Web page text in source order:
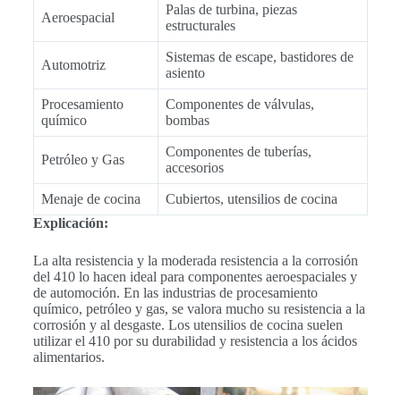
Aeroespacial
Palas de turbina, piezas
estructurales
Automotriz
Sistemas de escape, bastidores de
asiento
Procesamiento
químico
Componentes de válvulas,
bombas
Petróleo y Gas
Componentes de tuberías,
accesorios
Menaje de cocina
Cubiertos, utensilios de cocina
Explicación:
La alta resistencia y la moderada resistencia a la corrosión
del 410 lo hacen ideal para componentes aeroespaciales y
de automoción. En las industrias de procesamiento
químico, petróleo y gas, se valora mucho su resistencia a la
corrosión y al desgaste. Los utensilios de cocina suelen
utilizar el 410 por su durabilidad y resistencia a los ácidos
alimentarios.